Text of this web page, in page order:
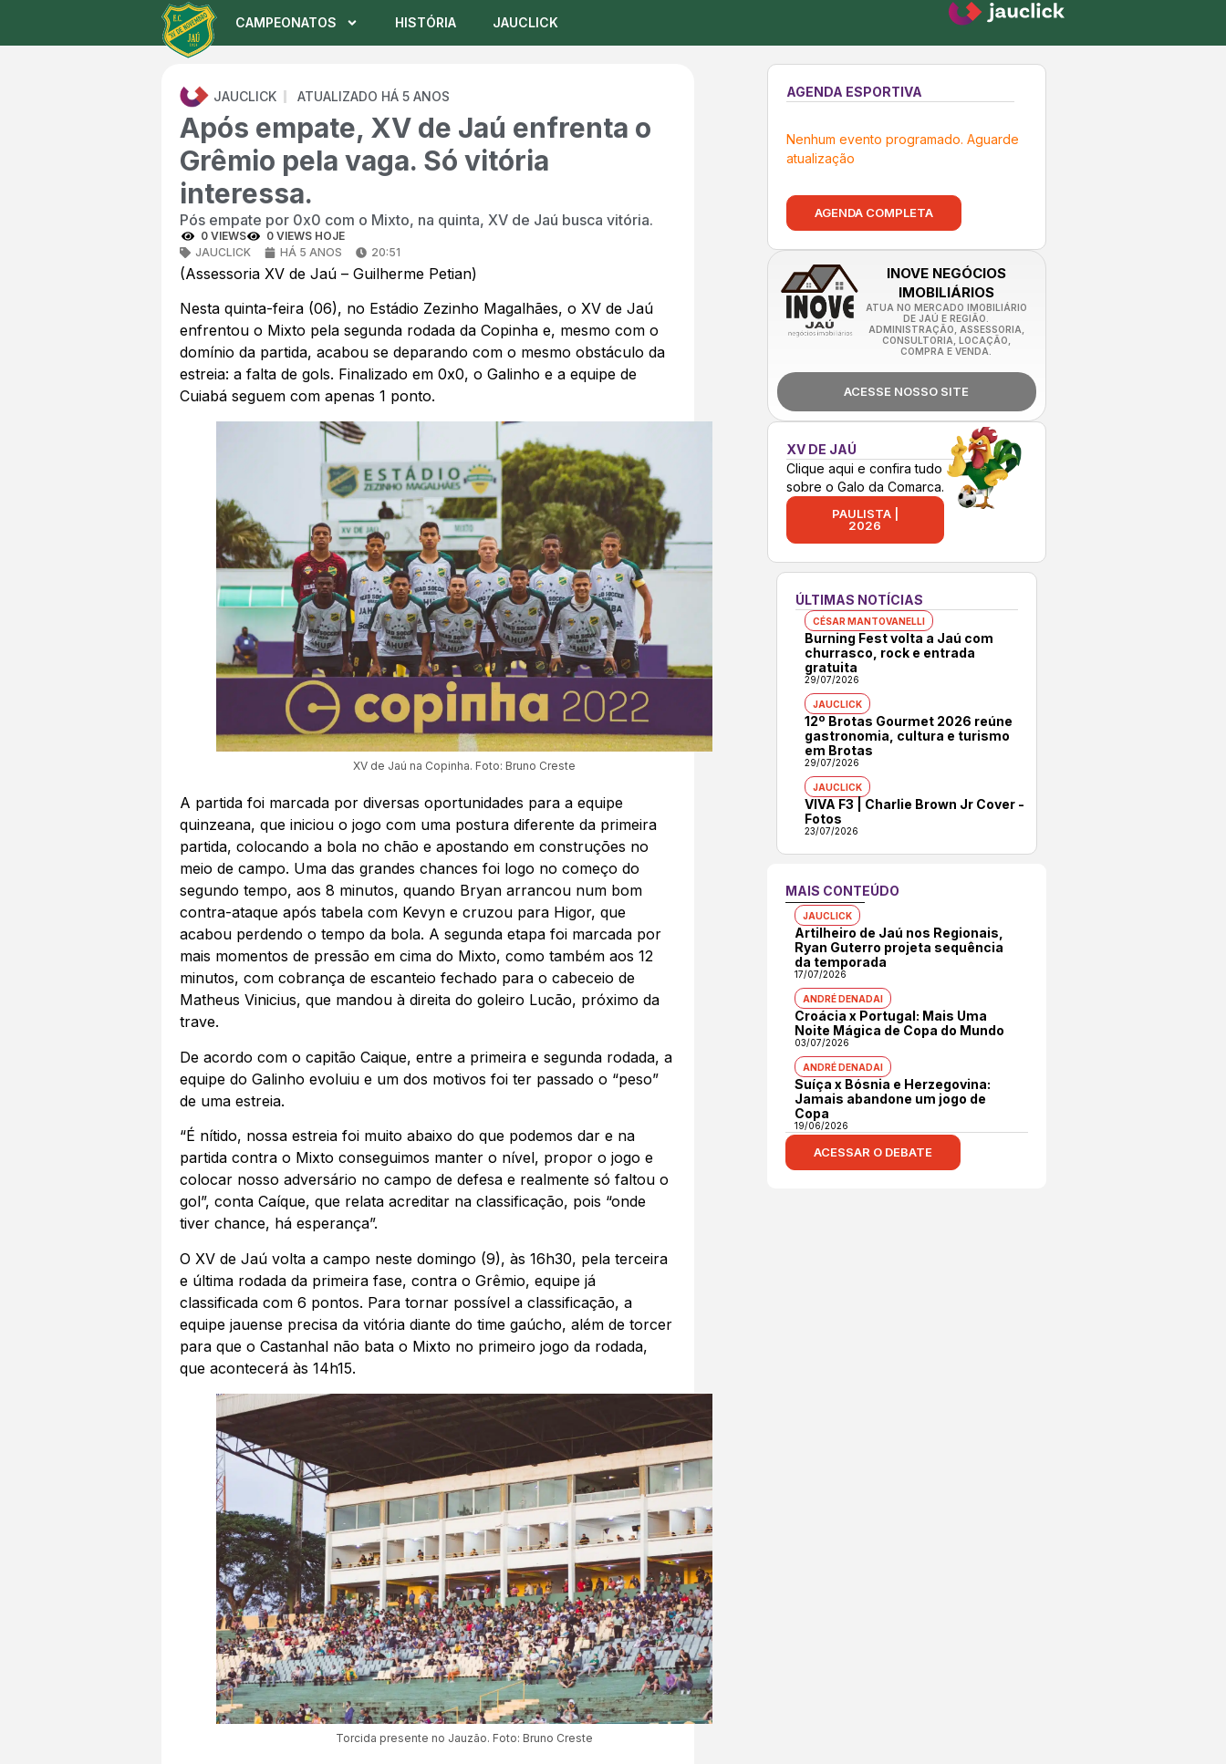
CAMPEONATOS HISTÓRIA JAUCLICK
JAUCLICK ATUALIZADO HÁ 5 ANOS
Após empate, XV de Jaú enfrenta o
Grêmio pela vaga. Só vitória
interessa.
Pós empate por 0x0 com o Mixto, na quinta, XV de Jaú busca vitória.
0 VIEWS
0 VIEWS HOJE
JAUCLICK
HÁ 5 ANOS 20:51
(Assessoria XV de Jaú – Guilherme Petian)
Nesta quinta-feira (06), no Estádio Zezinho Magalhães, o XV de Jaú
enfrentou o Mixto pela segunda rodada da Copinha e, mesmo com o
domínio da partida, acabou se deparando com o mesmo obstáculo da
estreia: a falta de gols. Finalizado em 0x0, o Galinho e a equipe de
Cuiabá seguem com apenas 1 ponto.
XV de Jaú na Copinha. Foto: Bruno Creste
A partida foi marcada por diversas oportunidades para a equipe
quinzeana, que iniciou o jogo com uma postura diferente da primeira
partida, colocando a bola no chão e apostando em construções no
meio de campo. Uma das grandes chances foi logo no começo do
segundo tempo, aos 8 minutos, quando Bryan arrancou num bom
contra-ataque após tabela com Kevyn e cruzou para Higor, que
acabou perdendo o tempo da bola. A segunda etapa foi marcada por
mais momentos de pressão em cima do Mixto, como também aos 12
minutos, com cobrança de escanteio fechado para o cabeceio de
Matheus Vinicius, que mandou à direita do goleiro Lucão, próximo da
trave.
De acordo com o capitão Caique, entre a primeira e segunda rodada, a
equipe do Galinho evoluiu e um dos motivos foi ter passado o “peso”
de uma estreia.
“É nítido, nossa estreia foi muito abaixo do que podemos dar e na
partida contra o Mixto conseguimos manter o nível, propor o jogo e
colocar nosso adversário no campo de defesa e realmente só faltou o
gol”, conta Caíque, que relata acreditar na classificação, pois “onde
tiver chance, há esperança”.
O XV de Jaú volta a campo neste domingo (9), às 16h30, pela terceira
e última rodada da primeira fase, contra o Grêmio, equipe já
classificada com 6 pontos. Para tornar possível a classificação, a
equipe jauense precisa da vitória diante do time gaúcho, além de torcer
para que o Castanhal não bata o Mixto no primeiro jogo da rodada,
que acontecerá às 14h15.
Torcida presente no Jauzão. Foto: Bruno Creste
AGENDA ESPORTIVA
Nenhum evento programado. Aguarde
atualização
AGENDA COMPLETA
INOVE NEGÓCIOS
IMOBILIÁRIOS
ATUA NO MERCADO IMOBILIÁRIO
DE JAÚ E REGIÃO.
ADMINISTRAÇÃO, ASSESSORIA,
CONSULTORIA, LOCAÇÃO,
COMPRA E VENDA.
ACESSE NOSSO SITE
XV DE JAÚ
Clique aqui e confira tudo
sobre o Galo da Comarca.
PAULISTA |
2026
ÚLTIMAS NOTÍCIAS
CÉSAR MANTOVANELLI
Burning Fest volta a Jaú com
churrasco, rock e entrada
gratuita
29/07/2026
JAUCLICK
12º Brotas Gourmet 2026 reúne
gastronomia, cultura e turismo
em Brotas
29/07/2026
JAUCLICK
VIVA F3 | Charlie Brown Jr Cover -
Fotos
23/07/2026
MAIS CONTEÚDO
JAUCLICK
Artilheiro de Jaú nos Regionais,
Ryan Guterro projeta sequência
da temporada
17/07/2026
ANDRÉ DENADAI
Croácia x Portugal: Mais Uma
Noite Mágica de Copa do Mundo
03/07/2026
ANDRÉ DENADAI
Suíça x Bósnia e Herzegovina:
Jamais abandone um jogo de
Copa
19/06/2026
ACESSAR O DEBATE